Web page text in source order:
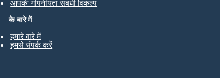
के बारे में
हमारे बारे में
हमसे संपर्क करें
आपकी गोपनीयता संबंधी विकल्प